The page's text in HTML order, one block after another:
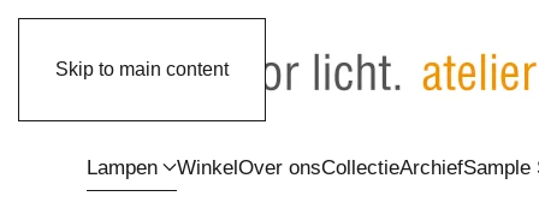
Skip to main content
Lampen WinkelOver onsCollectieArchiefSample